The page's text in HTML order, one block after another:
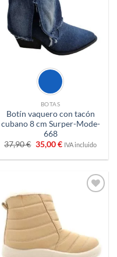
BOTAS
Botín vaquero con tacón
cubano 8 cm Surper-Mode-
668
37,90€ El
precio
original
35,00€El
actual
35,00 €.
IVA incluido